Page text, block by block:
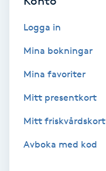
Kosmetisk tatuering
Kroppsinpackning
Kroppspeeling
Logga in
Mina bokningar
Mina favoriter
Mitt presentkort
Mitt friskvårdskort
Avboka med kod